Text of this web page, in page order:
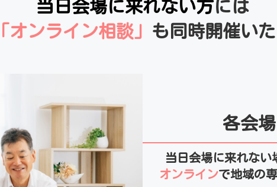
当日会場に来れない方には
「オンライン相談」 も同時開催いた
各会
当日会場に来れない
オンラインで地域の